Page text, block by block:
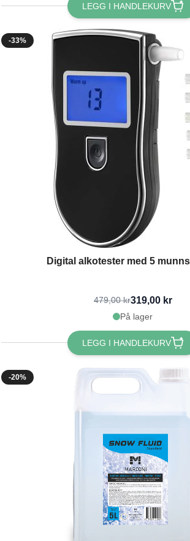
LEGG I HANDLEKURV
-33%
Digital alkotester med 5
479,00 kr319,00 kr
På lager
LEGG I HANDLEKURV
-20%